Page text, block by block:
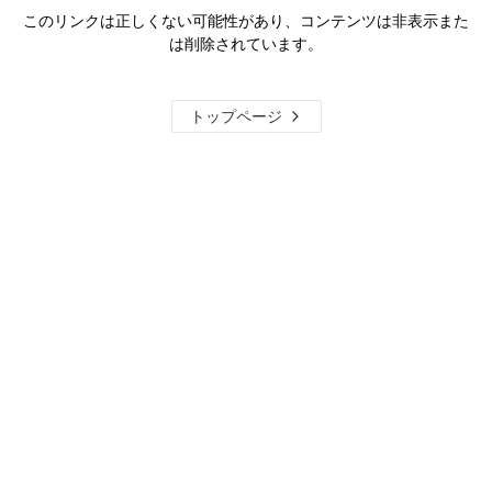
このリンクは正しくない可能性があり、コンテンツは非表示また
は削除されています。
トップページ